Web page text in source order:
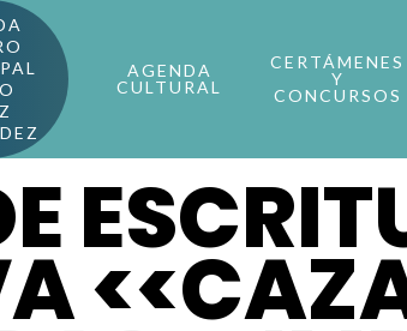
AGENDA
CULTURAL
CERTÁMENES
Y
CONCURSOS